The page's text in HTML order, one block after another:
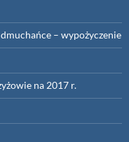
– wypożyczenie
na 2017 r.